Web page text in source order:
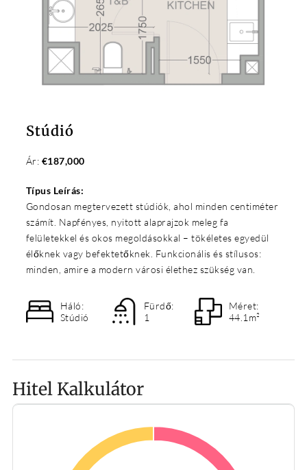
Stúdió
Ár: €187,000
Típus Leírás:
Gondosan megtervezett stúdiók, ahol minden centiméter
számít. Napfényes, nyitott alaprajzok meleg fa
felületekkel és okos megoldásokkal – tökéletes egyedül
élőknek vagy befektetőknek. Funkcionális és stílusos:
minden, amire a modern városi élethez szükség van.
Háló:
Stúdió
Fürdő:
1
Méret:
44.1m²
Hitel Kalkulátor